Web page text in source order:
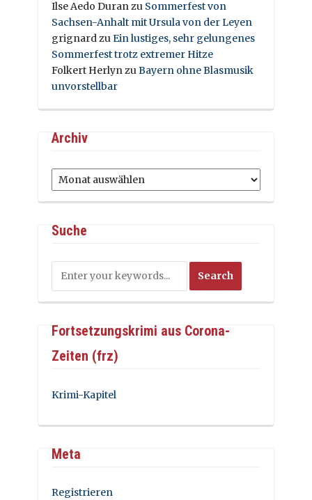
Ilse Aedo Duranzu Sommerfest von
Sachsen-Anhalt mit Ursula von der Leyen
grignardzuEin lustiges, sehr gelungenes
Sommerfest trotz extremer Hitze
Folkert HerlynzuBayern ohne Blasmusik
unvorstellbar
Archiv
Archiv
Suche
Fortsetzungskrimi aus Corona-
Zeiten (frz)
Krimi-Kapitel
Meta
Registrieren